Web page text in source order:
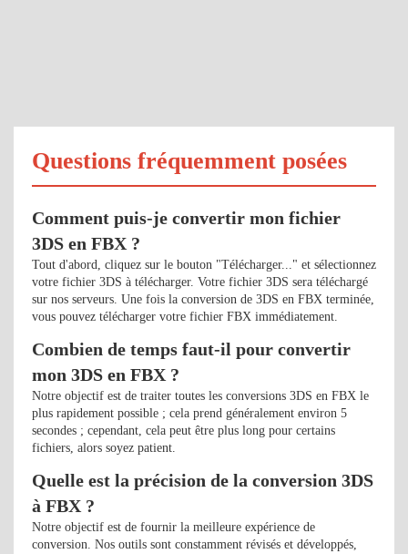
Questions fréquemment posées
Comment puis-je convertir mon fichier
3DS en FBX ?
Tout d'abord, cliquez sur le bouton "Télécharger..." et sélectionnez
votre fichier 3DS à télécharger. Votre fichier 3DS sera téléchargé
sur nos serveurs. Une fois la conversion de 3DS en FBX terminée,
vous pouvez télécharger votre fichier FBX immédiatement.
Combien de temps faut-il pour convertir
mon 3DS en FBX ?
Notre objectif est de traiter toutes les conversions 3DS en FBX le
plus rapidement possible ; cela prend généralement environ 5
secondes ; cependant, cela peut être plus long pour certains
fichiers, alors soyez patient.
Quelle est la précision de la conversion 3DS
à FBX ?
Notre objectif est de fournir la meilleure expérience de
conversion. Nos outils sont constamment révisés et développés,